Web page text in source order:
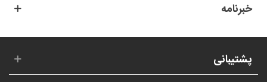
خبرنامه
پشتیبانی